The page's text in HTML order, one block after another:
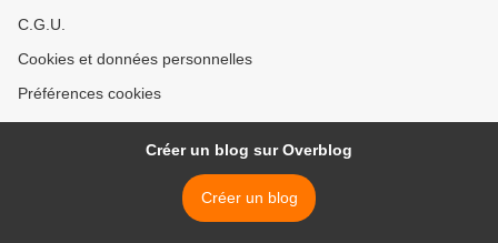
C.G.U.
Cookies et données personnelles
Préférences cookies
Créer un blog sur Overblog
Créer un blog